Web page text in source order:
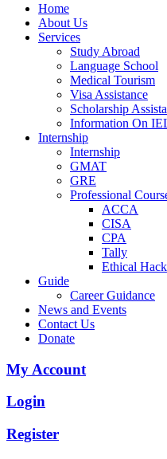
Home
About Us
Services
Study Abroad
Language School
Medical Tourism
Visa Assistance
Scholarship
Information On
Internship
Internship
GMAT
GRE
Professional
ACCA
CISA
CPA
Tally
Ethical
Guide
Career Guidance
News and Events
Contact Us
Donate
My Account
Login
Register